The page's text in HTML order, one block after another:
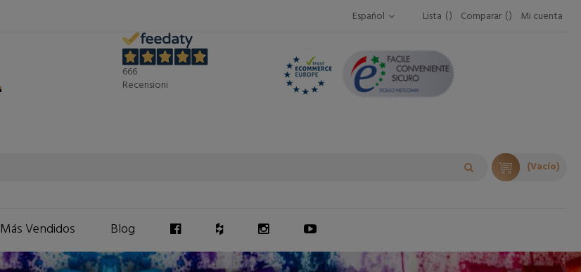
Lista Comparar Mi cuenta
Español
666
Recensioni
(Vacío)
Más Vendidos Blog